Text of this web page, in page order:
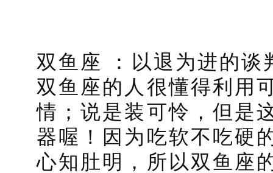
双鱼座 ：以退为进的谈
双鱼座的人很懂得利用
情；说是装可怜，但是
器喔！因为吃软不吃硬
心知肚明，所以双鱼座